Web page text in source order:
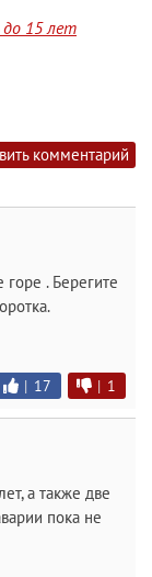
15 лет
комментарий
. Берегите
| 17 | 1
а также две
пока не